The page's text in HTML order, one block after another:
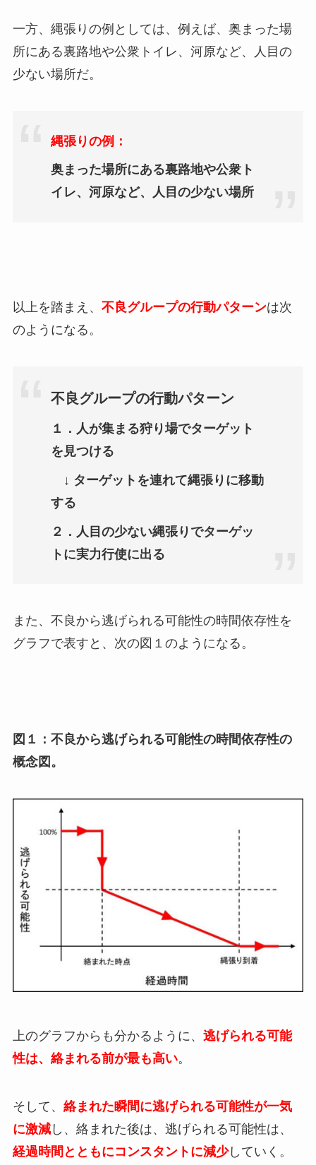
一方、縄張りの例としては、例えば、奥まった場
所にある裏路地や公衆トイレ、河原など、人目の
少ない場所だ。
縄張りの例 ：
奥まった場所にある裏路地や公衆ト
イレ、河原など、人目の少ない場所
以上を踏まえ、 不良グループの行動パターンは次
のようになる。
不良グループの行動パターン
１．人が集まる狩り場でターゲット
を見つける
↓ ターゲットを連れて縄張りに移動
する
２．人目の少ない縄張りでターゲッ
トに実力行使に出る
また、不良から逃げられる可能性の時間依存性を
グラフで表すと、次の図１のようになる。
図１：不良から逃げられる可能性の時間依存性の
概念図。
上のグラフからも分かるように、 逃げられる可能
性は、絡まれる前が最も高い。
そして、 絡まれた瞬間に逃げられる可能性が一気
に激減し、絡まれた後は、逃げられる可能性は、
経過時間とともにコンスタントに減少していく。